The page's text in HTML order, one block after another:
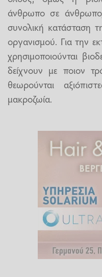
άνθρωπο σε
συνολική κατάσταση
οργανισμού. Για την
χρησιμοποιούνται
δείχνουν με ποιον
θεωρούνται
μακροζωία.